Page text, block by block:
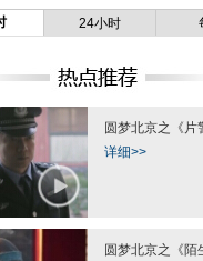
24小时
圆梦北京之《片
详细>>
圆梦北京之《陌